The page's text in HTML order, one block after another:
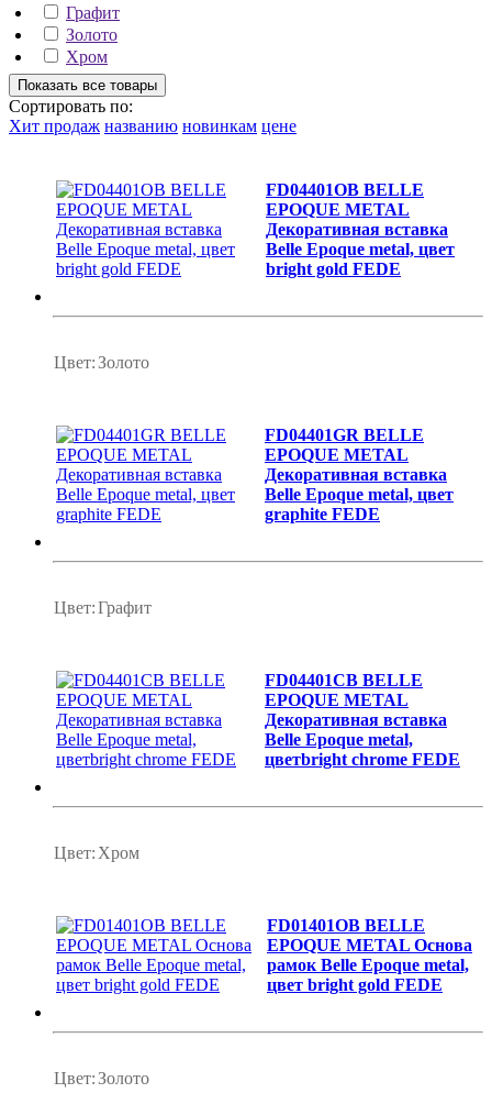
Графит
Золото
Хром
Сортировать по:
Хит продаж названию новинкам цене
FD04401OB BELLE
EPOQUE METAL
Декоративная вставка
Belle Epoque metal, цвет
bright gold FEDE
Цвет:Золото
FD04401GR BELLE
EPOQUE METAL
Декоративная вставка
Belle Epoque metal, цвет
graphite FEDE
Цвет:Графит
FD04401CB BELLE
EPOQUE METAL
Декоративная вставка
Belle Epoque metal,
цветbright chrome FEDE
Цвет: Хром
FD01401OB BELLE
EPOQUE METAL Основа
рамок Belle Epoque metal,
цвет bright gold FEDE
Цвет:Золото